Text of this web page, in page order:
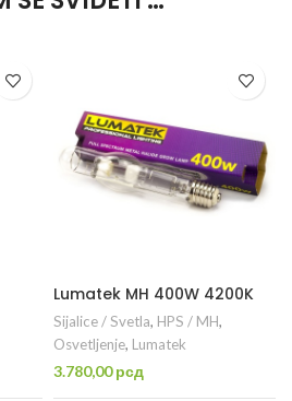
Trenutna
Lumatek MH 400W 4200K
Sijalice / Svetla, HPS / MH,
Osvetljenje, Lumatek
3.780,00рсд